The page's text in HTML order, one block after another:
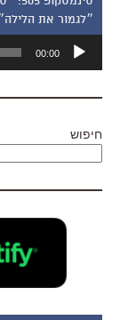
״לגמור את
אודיו
00:00
חיפוש